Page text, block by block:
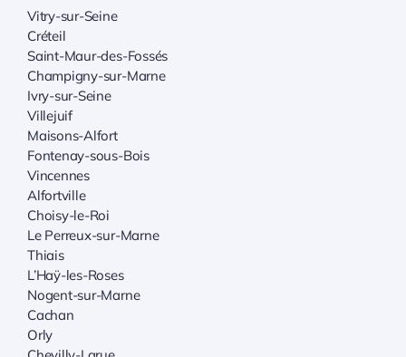
Vitry-sur-Seine
Créteil
Saint-Maur-des-Fossés
Champigny-sur-Marne
Ivry-sur-Seine
Villejuif
Maisons-Alfort
Fontenay-sous-Bois
Vincennes
Alfortville
Choisy-le-Roi
Le Perreux-sur-Marne
Thiais
L’Haÿ-les-Roses
Nogent-sur-Marne
Cachan
Orly